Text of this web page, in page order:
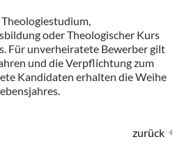
oder Theologischer Kurs
Für unverheiratete Bewerber gilt
und die Verpflichtung zum
Kandidaten erhalten die Weihe
zurück